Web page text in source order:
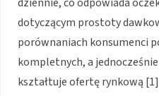
dotyczącym prostoty
porównaniach konsumenci
kompletnych, a
kształtuje ofertę rynkową